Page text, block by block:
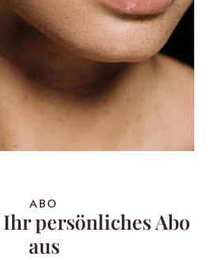
ABO
persönliches Abo
aus